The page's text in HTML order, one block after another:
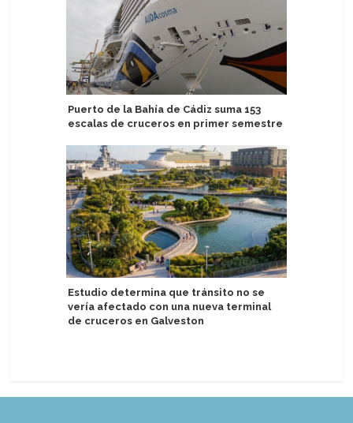
Puerto de la Bahía de Cádiz suma 153
escalas de cruceros en primer semestre
Estudio determina que tránsito no se
vería afectado con una nueva terminal
de cruceros en Galveston